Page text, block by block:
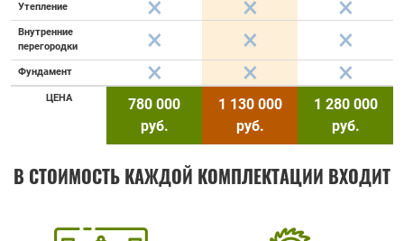
Утепление
Внутренние
перегородки
Фундамент
ЦЕНА
780 000
руб.
1 130 000
руб.
1 280 000
руб.
В СТОИМОСТЬ КАЖДОЙ КОМПЛЕКТАЦИИ ВХОДИТ